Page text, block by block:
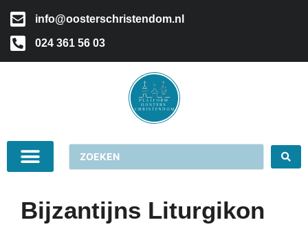
info@oosterschristendom.nl
024 361 56 03
Bijzantijns Liturgikon